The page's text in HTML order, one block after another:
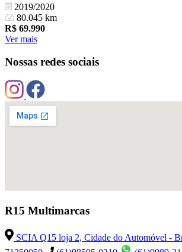
2019/2020
80.045 km
R$ 69.990
Ver mais
Nossas redes sociais
R15 Multimarcas
SCIA Q15 loja 2, Cidade do Automóvel -